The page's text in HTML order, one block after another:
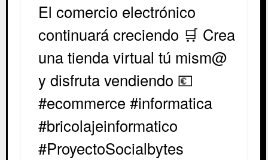
El comercio electrónico
continuará creciendo 🛒 Crea
una tienda virtual tú mism@
y disfruta vendiendo 💶
#ecommerce #informatica
#bricolajeinformatico
#ProyectoSocialbytes